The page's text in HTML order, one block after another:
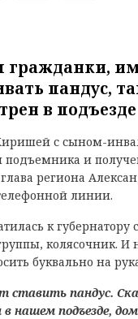
гражданки,
пандус,
в подъезде
с сыном-
подъемника и
региона
линии.
к губернатору
колясочник. И
буквально на
ставить пандус.
в нашем подъезде,